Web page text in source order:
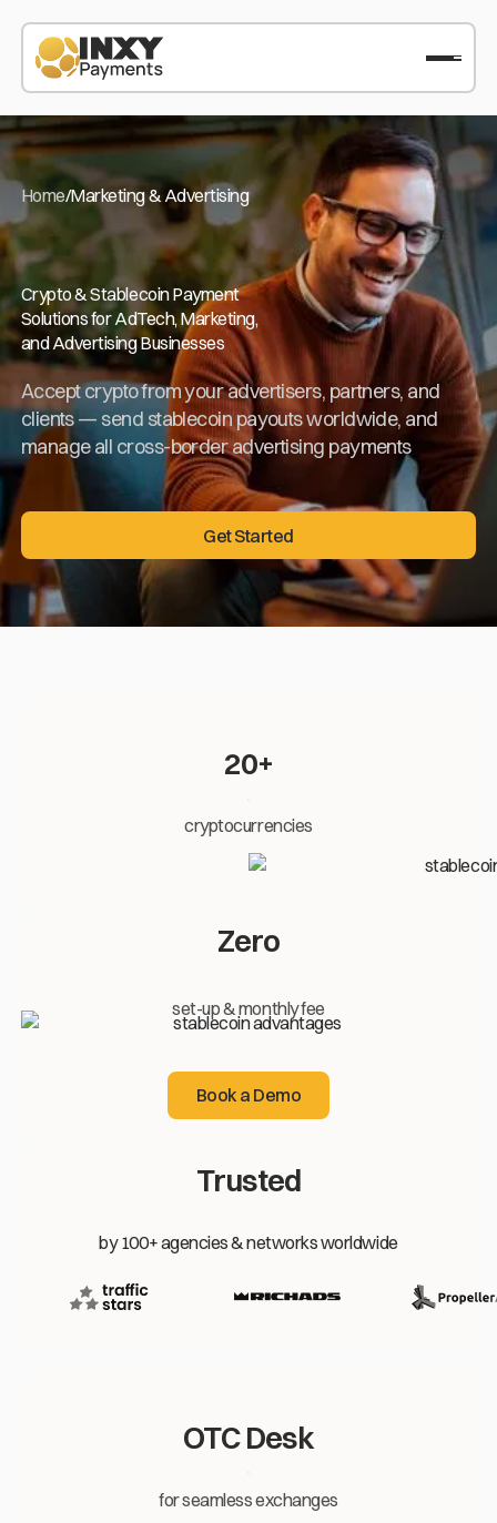
Home/Marketing & Advertising
Crypto & Stablecoin Payment
Solutions for AdTech, Marketing,
and Advertising Businesses
Accept crypto from your advertisers, partners, and
clients — send stablecoin payouts worldwide, and
manage all cross-border advertising payments
Get Started
Get Started
20+
cryptocurrencies
Zero
set-up & monthly fee
Book a Demo
Book a Demo
Trusted
by 100+ agencies & networks worldwide
OTC Desk
for seamless exchanges